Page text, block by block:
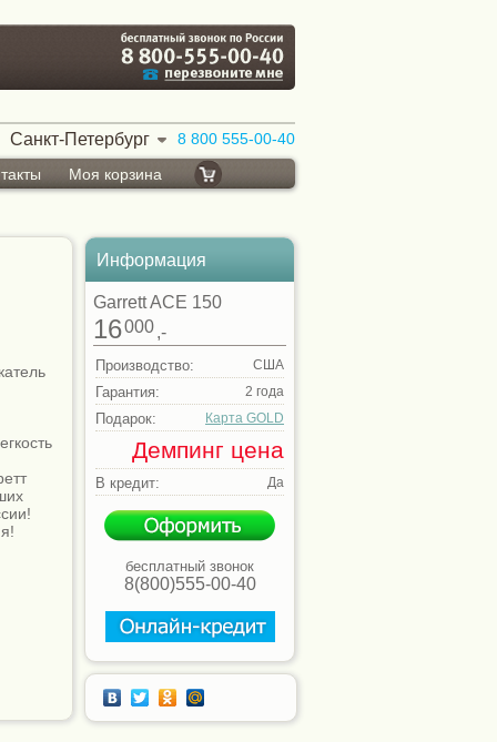
Санкт-Петербург
8 800 555-00-40
Моя корзина
Информация
Garrett ACE 150
16000,-
Производство: США
Гарантия: 2 года
Подарок: Карта GOLD
Демпинг цена
В кредит: Да
бесплатный звонок
8(800)555-00-40